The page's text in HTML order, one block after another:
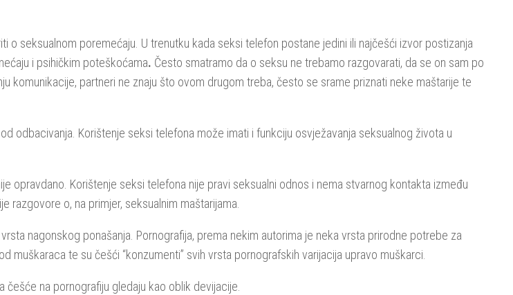
seksualnom poremećaju. U trenutku kada seksi telefon postane jedini ili najčešći izvor postizanja
i psihičkim poteškoćama. Često smatramo da o seksu ne trebamo razgovarati, da se on sam po
komunikacije, partneri ne znaju što ovom drugom treba, često se srame priznati neke maštarije te
odbacivanja. Korištenje seksi telefona može imati i funkciju osvježavanja seksualnog života u
Korištenje seksi telefona nije pravi seksualni odnos i nema stvarnog kontakta između
razgovore o, na primjer, seksualnim maštarijama.
nagonskog ponašanja. Pornografija, prema nekim autorima je neka vrsta prirodne potrebe za
muškaraca te su češći “konzumenti” svih vrsta pornografskih varijacija upravo muškarci.
na pornografiju gledaju kao oblik devijacije.